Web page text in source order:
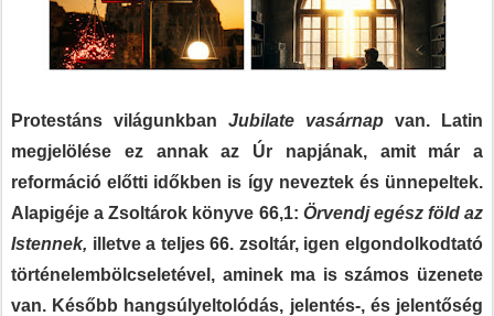
Protestáns világunkban Jubilate vasárnap van. Latin
megjelölése ez annak az Úr napjának, amit már a
reformáció előtti időkben is így neveztek és ünnepeltek.
Alapigéje a Zsoltárok könyve 66,1: Örvendj egész föld az
Istennek, illetve a teljes 66. zsoltár, igen elgondolkodtató
történelembölcseletével, aminek ma is számos üzenete
van. Később hangsúlyeltolódás, jelentés-, és jelentőség